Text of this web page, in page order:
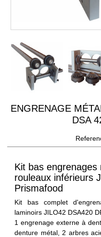
ENGRENAGE
DSA
Kit bas
rouleaux inférieurs
Prismafood
Kit bas complet
laminoirs JILO42 DSA420
1 engrenage externe à
denture métal, 2 arbres